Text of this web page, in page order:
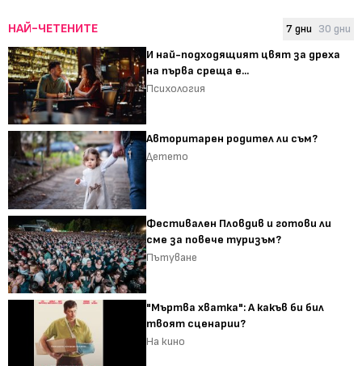
НАЙ-ЧЕТЕНИТЕ 7 дни 30 дни
И най-подходящият цвят за дреха
на първа среща е...
Психология
Авторитарен родител ли съм?
Детето
Фестивален Пловдив и готови ли
сме за повече туризъм?
Пътуване
"Мъртва хватка": А какъв би бил
твоят сценарии?
На кино